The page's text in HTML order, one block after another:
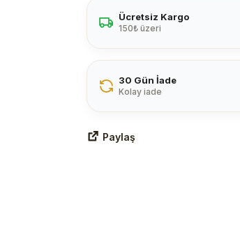
Ücretsiz Kargo
150₺ üzeri
30 Gün İade
Kolay iade
Paylaş